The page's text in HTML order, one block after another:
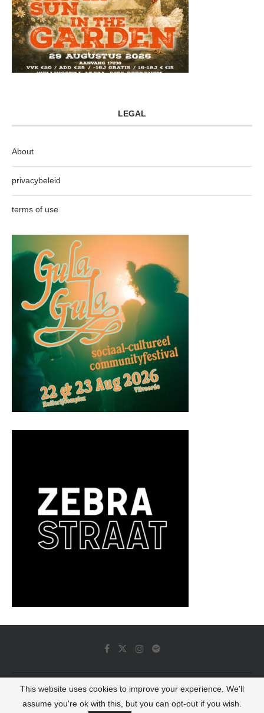
LEGAL
About
privacybeleid
terms of use
© 2022 - Luminous Dash All Rights Reserved
This website uses cookies to improve your experience. We'll
assume you're ok with this, but you can opt-out if you wish.